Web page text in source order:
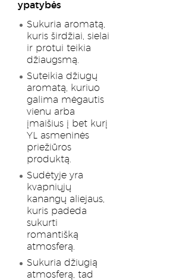
ypatybės
Sukuria aromatą,
kuris širdžiai, sielai
ir protui teikia
džiaugsmą.
Suteikia džiugų
aromatą, kuriuo
galima mėgautis
vienu arba
įmaišius į bet kurį
YL asmeninės
priežiūros
produktą.
Sudėtyje yra
kvapniųjų
kanangų aliejaus,
kuris padeda
sukurti
romantišką
atmosferą.
Sukuria džiugią
atmosferą, tad